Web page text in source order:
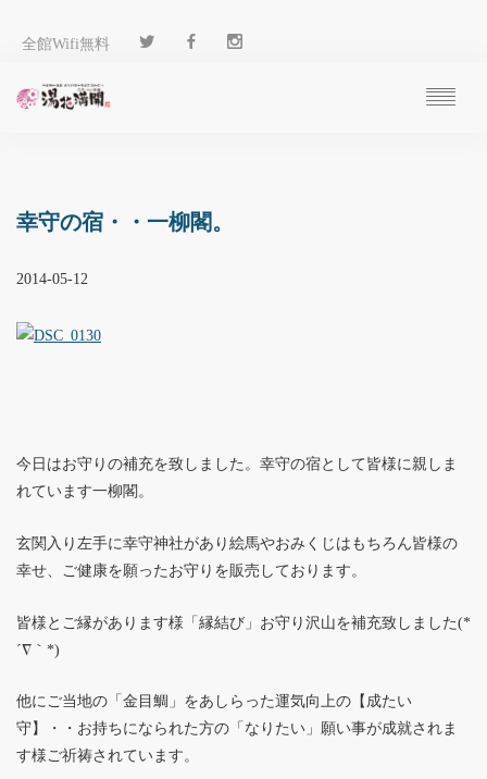
全館Wifi無料
客 室
温 泉
料 理
アクセス
幸守の宿・・一柳閣。
2014-05-12
今日はお守りの補充を致しました。幸守の宿として皆様に親しま
れています一柳閣。
玄関入り左手に幸守神社があり絵馬やおみくじはもちろん皆様の
幸せ、ご健康を願ったお守りを販売しております。
皆様とご縁があります様「縁結び」お守り沢山を補充致しました(*
´∇｀*)
他にご当地の「金目鯛」をあしらった運気向上の【成たい
守】・・お持ちになられた方の「なりたい」願い事が成就されま
す様ご祈祷されています。